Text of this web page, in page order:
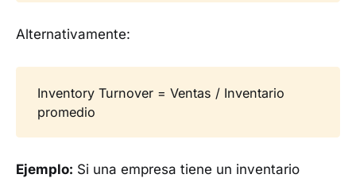
Alternativamente:
Inventory Turnover = Ventas / Inventario
promedio
Ejemplo: Si una empresa tiene un inventario